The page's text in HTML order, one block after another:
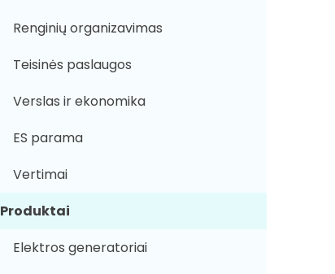
Renginių organizavimas
Teisinės paslaugos
Verslas ir ekonomika
ES parama
Vertimai
Produktai
Elektros generatoriai